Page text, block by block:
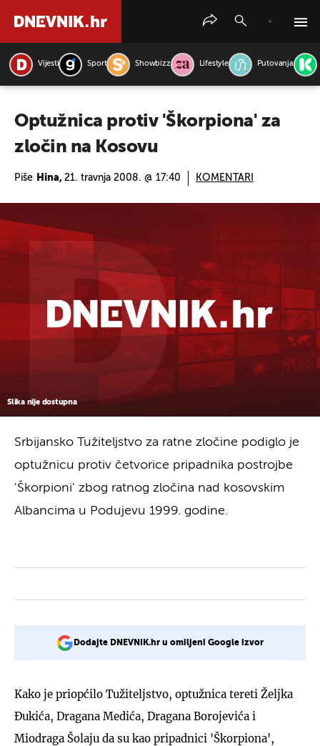
Vijesti Sport Showbizz Lifestyle Putovanja
Optužnica protiv 'Škorpiona' za
zločin na Kosovu
Piše Hina, 21. travnja 2008. @ 17:40 KOMENTARI
Slika nije dostupna
Srbijansko Tužiteljstvo za ratne zločine podiglo je
optužnicu protiv četvorice pripadnika postrojbe
'Škorpioni' zbog ratnog zločina nad kosovskim
Albancima u Podujevu 1999. godine.
Dodajte DNEVNIK.hr u omiljeni Google izvor
Kako je priopćilo Tužiteljstvo, optužnica tereti Željka
Đukića, Dragana Medića, Dragana Borojevića i
Miodraga Šolaju da su kao pripadnici 'Škorpiona',
PRETRAŽITE VIJESTI